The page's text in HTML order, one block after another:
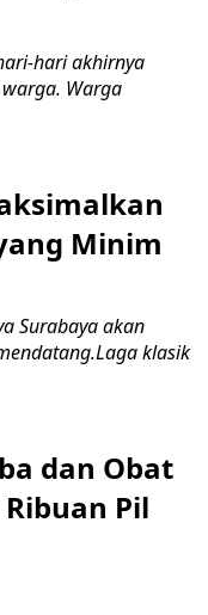
hari akhirnya
Warga
Minim
Surabaya akan
klasik
dan Obat
Pil